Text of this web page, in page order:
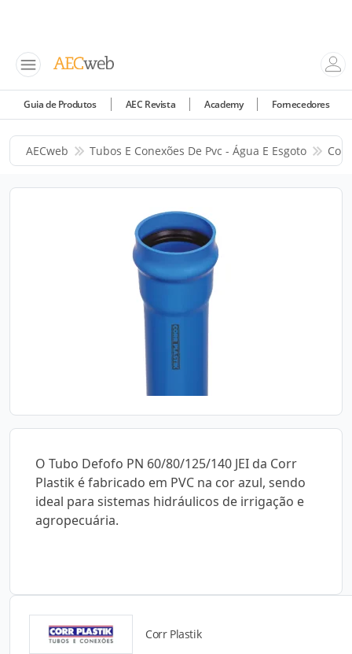
Guia de Produtos AEC Revista Academy Fornecedores
AECweb Tubos E Conexões De Pvc - Água E Esgoto
O Tubo Defofo PN 60/80/125/140 JEI da Corr
Plastik é fabricado em PVC na cor azul, sendo
ideal para sistemas hidráulicos de irrigação e
agropecuária.
Corr Plastik
Catálogos para Download